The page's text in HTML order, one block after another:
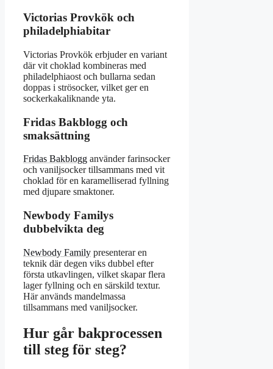
Victorias Provkök och
philadelphiabitar
Victorias Provkök erbjuder en variant
där vit choklad kombineras med
philadelphiaost och bullarna sedan
doppas i strösocker, vilket ger en
sockerkakaliknande yta.
Fridas Bakblogg och
smaksättning
Fridas Bakblogg använder farinsocker
och vaniljsocker tillsammans med vit
choklad för en karamelliserad fyllning
med djupare smaktoner.
Newbody Familys
dubbelvikta deg
Newbody Family presenterar en
teknik där degen viks dubbel efter
första utkavlingen, vilket skapar flera
lager fyllning och en särskild textur.
Här används mandelmassa
tillsammans med vaniljsocker.
Hur går bakprocessen
till steg för steg?